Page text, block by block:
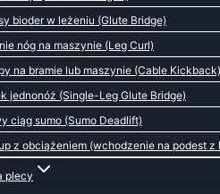
bioder w leżeniu (Glute Bridge)
nóg na maszynie (Leg Curl)
na bramie lub maszynie (Cable Kickback)
jednonóż (Single-Leg Glute Bridge)
ciąg sumo (Sumo Deadlift)
z obciążeniem (wchodzenie na podest z
plecy